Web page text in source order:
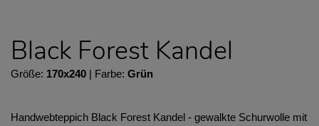
Black Forest Kandel
Größe: 170x240 | Farbe: Grün
Handwebteppich Black Forest Kandel - gewalkte Schurwolle mit